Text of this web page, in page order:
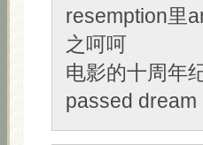
resemption里
之呵呵
电影的十周年
passed dream